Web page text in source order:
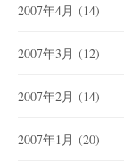
2007年4月 (14)
2007年3月 (12)
2007年2月 (14)
2007年1月 (20)